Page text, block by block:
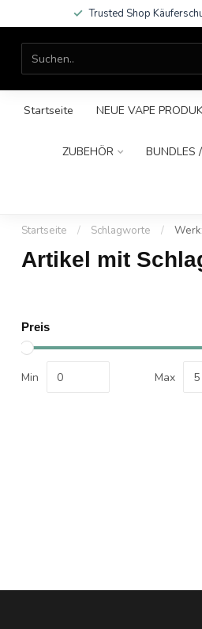
Trusted Shop
Startseite NEUE VAPE
ZUBEHÖR BUNDLES
Startseite / Schlagworte /
Artikel mit
Preis
Min Max